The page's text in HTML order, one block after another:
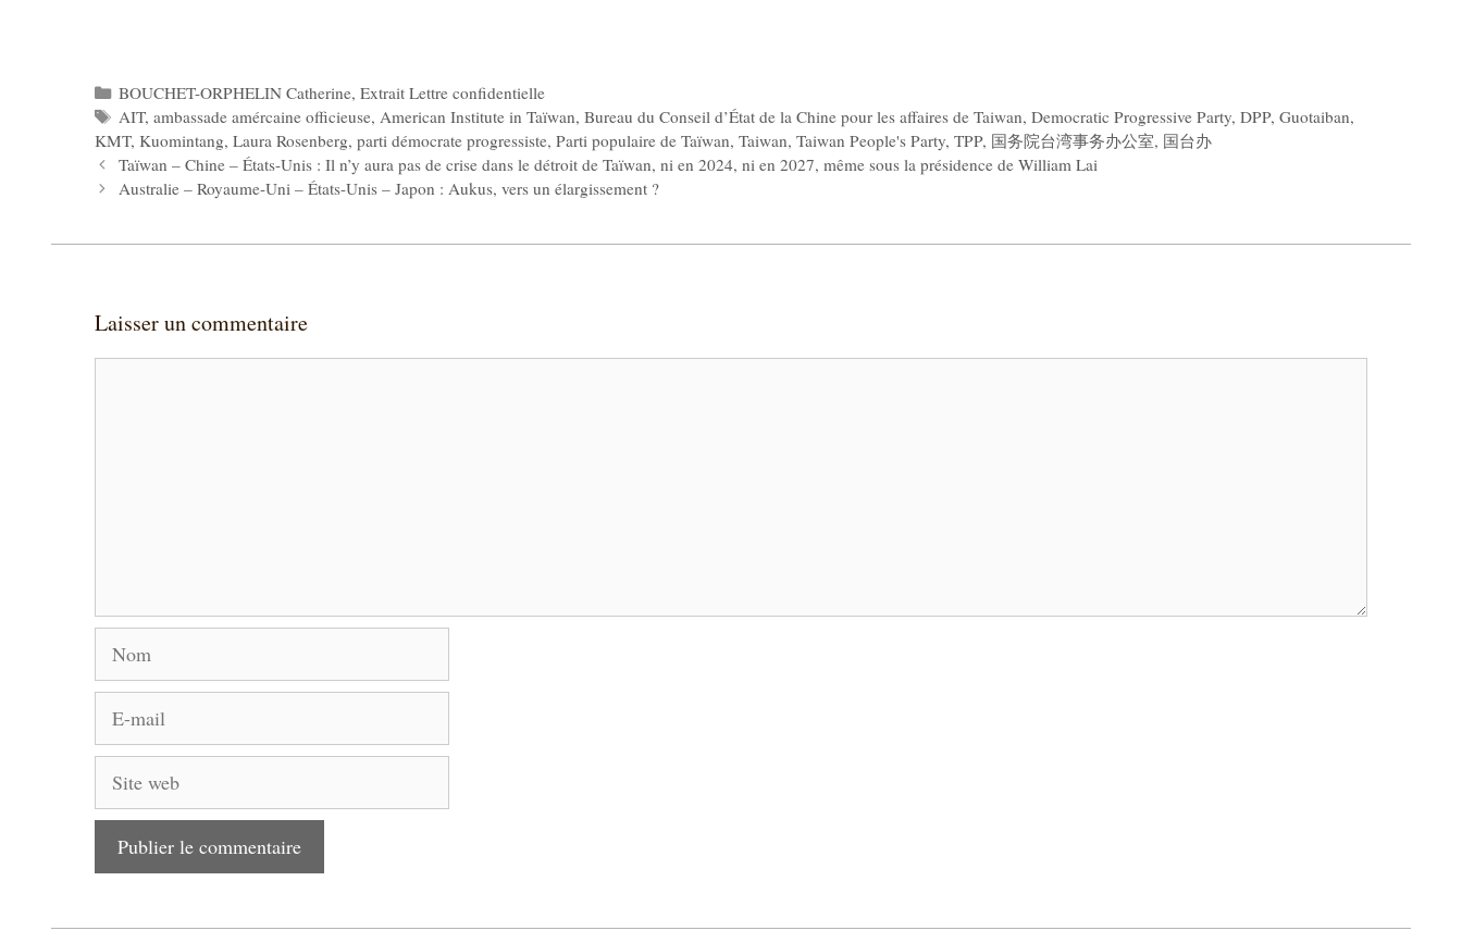
Catégories
BOUCHET-ORPHELIN Catherine,Extrait Lettre confidentielle
Étiquettes
AIT,ambassade amércaine officieuse,American Institute in Taïwan,Bureau du Conseil d’État de la Chine pour les affaires de Taiwan,Democratic Progressive Party,DPP,Guotaiban,
KMT, Kuomintang, Laura Rosenberg, parti démocrate progressiste, Parti populaire de Taïwan, Taiwan, Taiwan People's Party, TPP, 国务院台湾事务办公室, 国台办
Taïwan – Chine – États-Unis : Il n’y aura pas de crise dans le détroit de Taïwan, ni en 2024, ni en 2027, même sous la présidence de William Lai
Australie – Royaume-Uni – États-Unis – Japon : Aukus, vers un élargissement ?
Laisser un commentaire
Nom
mail
Site
web